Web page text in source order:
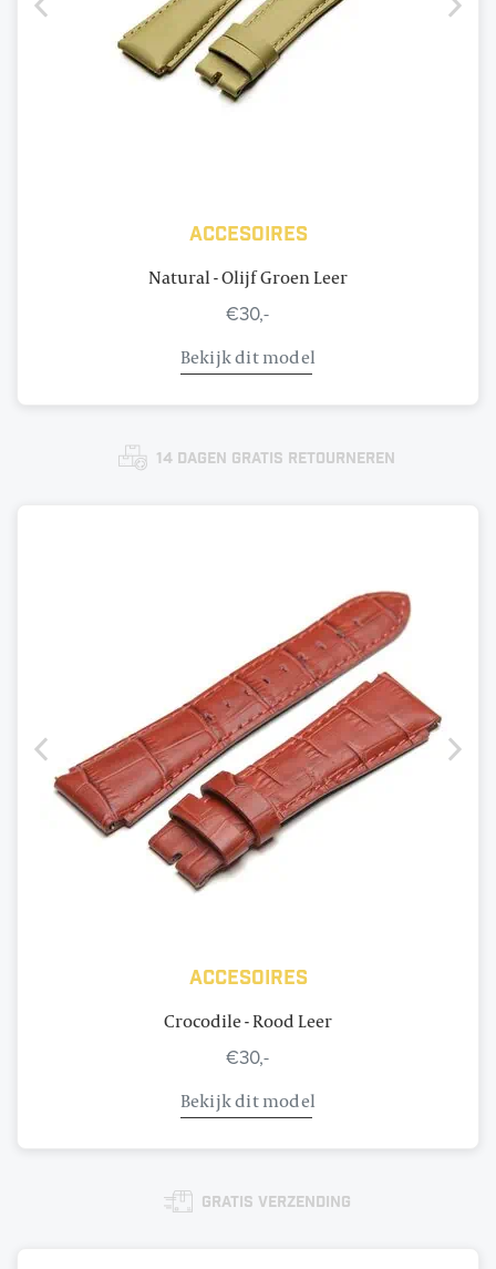
Accesoires
Natural - Olijf Groen Leer
€30,-
Bekijk dit model
14 dagen gratis retourneren
Accesoires
Crocodile - Rood Leer
€30,-
Bekijk dit model
Gratis verzending